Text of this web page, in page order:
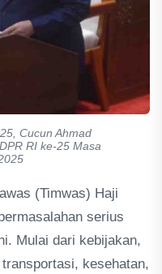
Cucun Ahmad
RI ke-25 Masa
(Timwas) Haji
serius
Mulai dari kebijakan,
kesehatan,